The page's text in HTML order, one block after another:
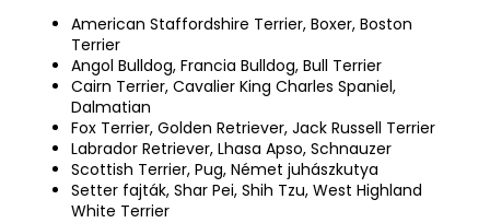
American Staffordshire Terrier, Boxer, Boston
Terrier
Angol Bulldog, Francia Bulldog, Bull Terrier
Cairn Terrier, Cavalier King Charles Spaniel,
Dalmatian
Fox Terrier, Golden Retriever, Jack Russell Terrier
Labrador Retriever, Lhasa Apso, Schnauzer
Scottish Terrier, Pug, Német juhászkutya
Setter fajták, Shar Pei, Shih Tzu, West Highland
White Terrier